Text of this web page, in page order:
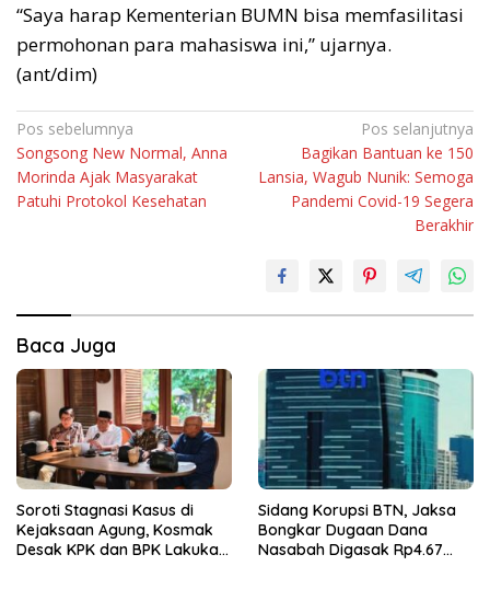
“Saya harap Kementerian BUMN bisa memfasilitasi
permohonan para mahasiswa ini,” ujarnya.
(ant/dim)
Navigasi
pos
Pos sebelumnya
Songsong New Normal, Anna
Morinda Ajak Masyarakat
Patuhi Protokol Kesehatan
Pos selanjutnya
Bagikan Bantuan ke 150
Lansia, Wagub Nunik: Semoga
Pandemi Covid-19 Segera
Berakhir
Baca Juga
Soroti Stagnasi Kasus di
Kejaksaan Agung, Kosmak
Desak KPK dan BPK Lakukan
Sidang Korupsi BTN, Jaksa
Bongkar Dugaan Dana
Nasabah Digasak Rp4.67